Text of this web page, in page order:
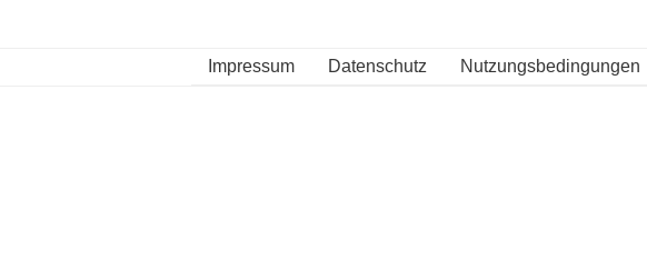
Impressum Datenschutz Nutzungsbedingungen